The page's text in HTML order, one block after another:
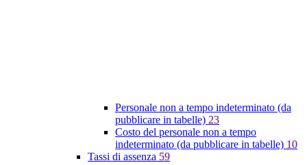
Personale non a tempo indeterminato (da
pubblicare in tabelle) 23
Costo del personale non a tempo
indeterminato (da pubblicare in tabelle) 10
Tassi di assenza 59